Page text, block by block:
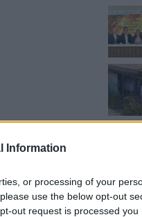
Information
or processing of your
use the below opt-out
out request is processed you